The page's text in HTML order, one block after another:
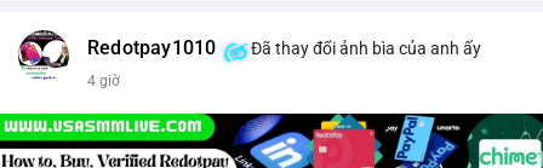
Redotpay1010 Đã thay đổi ảnh bìa của anh ấy
4 giờ